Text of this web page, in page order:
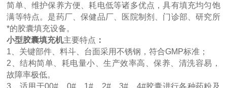
简单、维护保养方便、耗电低等诸多优点，具有填充均匀饱
满等特点。是药厂、保健品厂、医院制剂、门诊部、研究所
*的胶囊填充设备。
小型胶囊填充机主要特点 ：
1、关键部件、料斗、台面采用不锈钢，符合GMP标准；
2、结构简单、耗电量小、生产效率高、保养、清洗容易，
故障率极低。